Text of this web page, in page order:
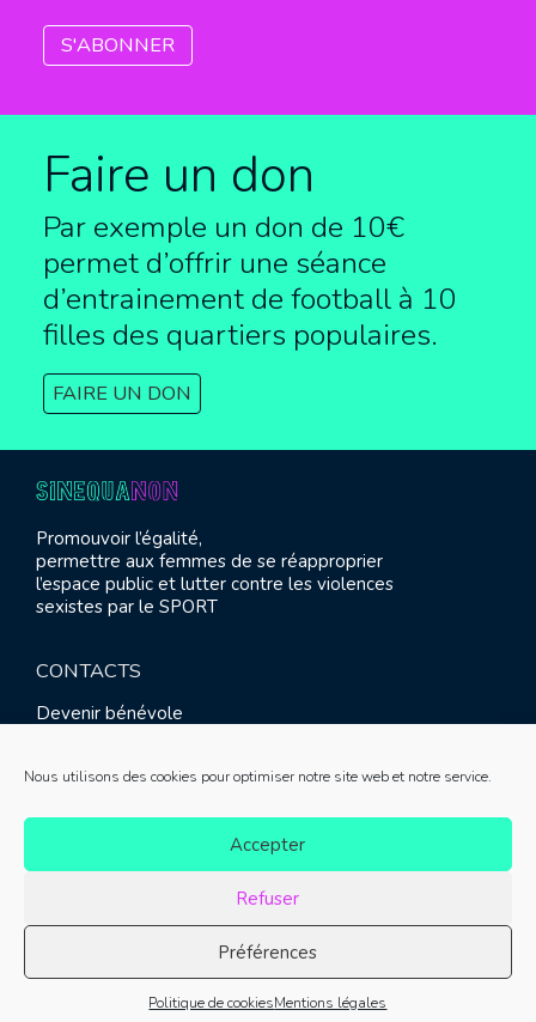
Nous utilisons des cookies pour optimiser notre site web et notre service.
Accepter
Refuser
Préférences
Politique de cookiesMentions légales
Faire un don
Par exemple un don de 10€
permet d’offrir une séance
d’entrainement de football à 10
filles des quartiers populaires.
FAIRE UN DON
Promouvoir l’égalité,
permettre aux femmes de se réapproprier
l’espace public et lutter contre les violences
sexistes par le SPORT
CONTACTS
Devenir bénévole
Contact
© SINE QUA NON 2021 |Mentions légales|Réalisation :
Meliatis